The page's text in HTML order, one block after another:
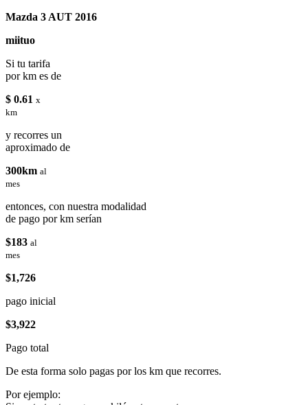
Mazda 3 AUT 2016
miituo
Si tu tarifa
por km es de
$ 0.61 x
km
y recorres un
aproximado de
300km al
mes
entonces, con nuestra modalidad
de pago por km serían
$183 al
mes
$1,726
pago inicial
$3,922
Pago total
De esta forma solo pagas por los km que recorres.
Por ejemplo: